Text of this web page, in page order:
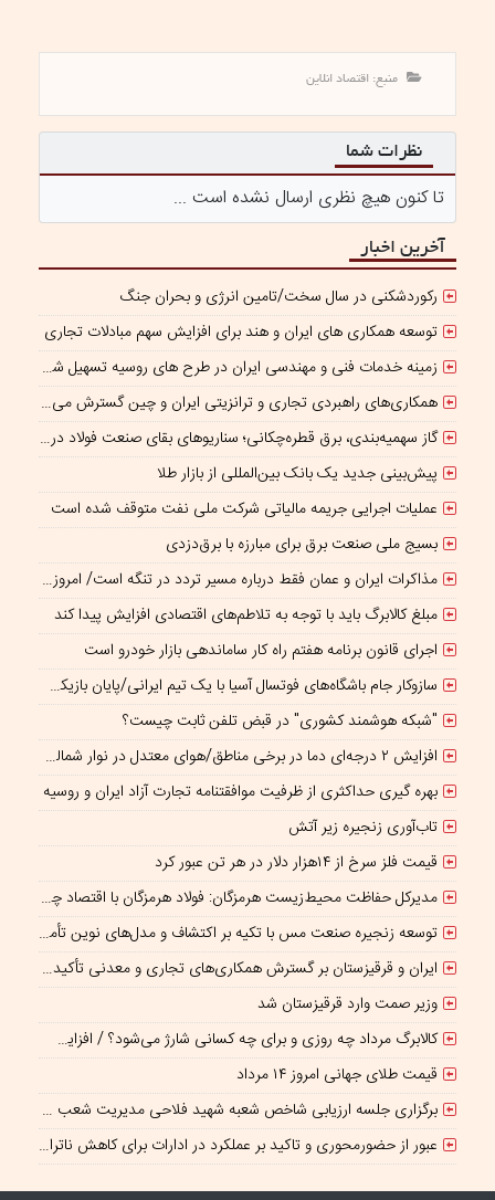
منبع: اقتصاد انلاین
نظرات شما
تا کنون هیچ نظری ارسال نشده است ...
آخرین اخبار
رکوردشکنی در سال سخت/تامین انرژی و بحران جنگ
توسعه همکاری های ایران و هند برای افزایش سهم مبادلات تجاری
زمینه خدمات فنی و مهندسی ایران در طرح های روسیه تسهیل شود/ جذب سرمایه‌گذاران روسی در معادن ایران
همکاری‌های راهبردی تجاری و ترانزیتی ایران و چین گسترش می یابد
گاز سهمیه‌بندی، برق قطره‌چکانی؛ سناریوهای بقای صنعت فولاد در برزخ ناترازی و ریسک‌های ژئوپلیتیک
پیش‌بینی جدید یک بانک بین‌المللی از بازار طلا
عملیات اجرایی جریمه مالیاتی شرکت ملی نفت متوقف شده است
بسیج ملی صنعت برق برای مبارزه با برق‌دزدی
مذاکرات ایران و عمان فقط درباره مسیر تردد در تنگه است/ امروز جایگاه بازدارندگی تنگه هرمز از بمب اتم هم بالاتر است
مبلغ کالابرگ باید با توجه به تلاطم‌های اقتصادی افزایش پیدا کند
اجرای قانون برنامه هفتم راه کار ساماندهی بازار خودرو است
سازوکار جام باشگاه‌های فوتسال آسیا با یک تیم ایرانی/پایان بازیکن قرضی؟
"شبکه هوشمند کشوری" در قبض تلفن ثابت چیست؟
افزایش ۲ درجه‌ای دما در برخی مناطق/هوای معتدل در نوار شمالی ایران
بهره گیری حداکثری از ظرفیت موافقتنامه تجارت آزاد ایران و روسیه
تاب‌آوری زنجیره زیر آتش
قیمت فلز سرخ از ۱۴هزار دلار در هر تن عبور کرد
مدیرکل حفاظت محیط‌زیست هرمزگان: فولاد هرمزگان با اقتصاد چرخشی، نگاه تازه‌ای به توسعه صنعت فولاد ارائه کرده است
توسعه زنجیره صنعت مس با تکیه بر اکتشاف و مدل‌های نوین تأمین مالی شتاب می‌گیرد
ایران و قرقیزستان بر گسترش همکاری‌های تجاری و معدنی تأکید کردند
وزیر صمت وارد قرقیزستان شد
کالابرگ مرداد چه روزی و برای چه کسانی شارژ می‌شود؟ / افزایش اعتبار یک میلیونی منتفی است؟
قیمت طلای جهانی امروز ۱۴ مرداد
برگزاری جلسه ارزیابی شاخص شعبه شهید فلاحی مدیریت شعب شرق تهران
عبور از حضورمحوری و تاکید بر عملکرد در ادارات برای کاهش ناترازی انرژی